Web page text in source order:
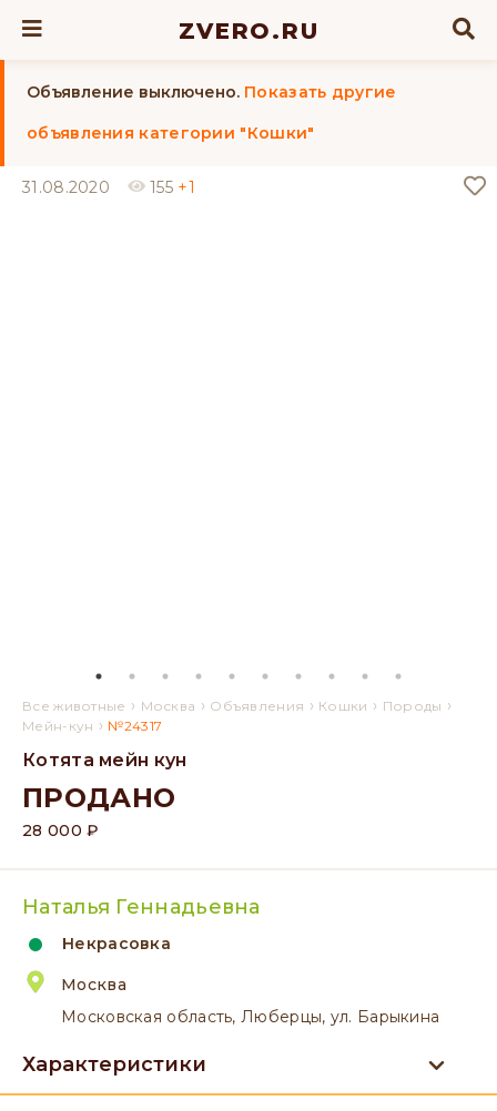
ZVERO.RU
Объявление выключено. Показать другие
объявления категории "Кошки"
31.08.2020 155 +1
Все животные › Москва › Объявления › Кошки › Породы ›
Мейн-кун › №24317
Котята мейн кун
ПРОДАНО
28 000 ₽
Наталья Геннадьевна
Некрасовка
Москва
Московская область, Люберцы, ул. Барыкина
Характеристики